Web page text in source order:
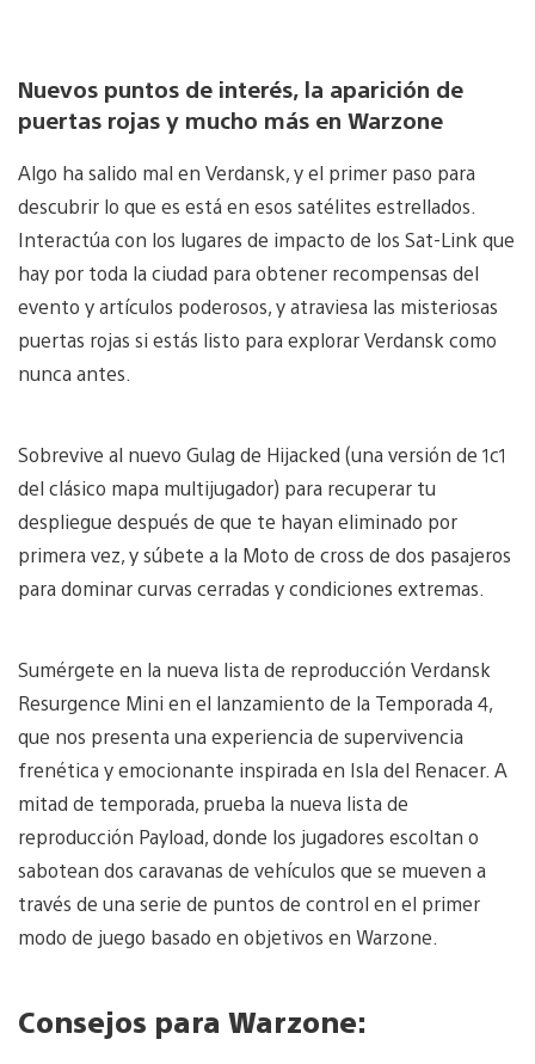
Nuevos puntos de interés, la aparición de
puertas rojas y mucho más en Warzone
Algo ha salido mal en Verdansk, y el primer paso para
descubrir lo que es está en esos satélites estrellados.
Interactúa con los lugares de impacto de los Sat-Link que
hay por toda la ciudad para obtener recompensas del
evento y artículos poderosos, y atraviesa las misteriosas
puertas rojas si estás listo para explorar Verdansk como
nunca antes.
Sobrevive al nuevo Gulag de Hijacked (una versión de 1c1
del clásico mapa multijugador) para recuperar tu
despliegue después de que te hayan eliminado por
primera vez, y súbete a la Moto de cross de dos pasajeros
para dominar curvas cerradas y condiciones extremas.
Sumérgete en la nueva lista de reproducción Verdansk
Resurgence Mini en el lanzamiento de la Temporada 4,
que nos presenta una experiencia de supervivencia
frenética y emocionante inspirada en Isla del Renacer. A
mitad de temporada, prueba la nueva lista de
reproducción Payload, donde los jugadores escoltan o
sabotean dos caravanas de vehículos que se mueven a
través de una serie de puntos de control en el primer
modo de juego basado en objetivos en Warzone.
Consejos para Warzone: